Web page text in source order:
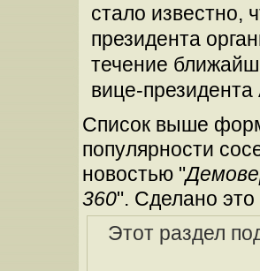
стало известно,
президента
течение
вице-
Список выше
популярности
новостью "
360". Сделано это
Этот раздел